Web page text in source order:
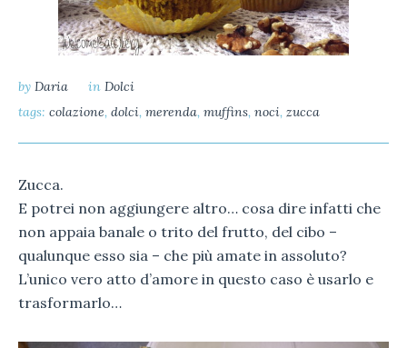
by Daria in Dolci
tags: colazione, dolci, merenda, muffins, noci, zucca
Zucca.
E potrei non aggiungere altro… cosa dire infatti che
non appaia banale o trito del frutto, del cibo –
qualunque esso sia – che più amate in assoluto?
L’unico vero atto d’amore in questo caso è usarlo e
trasformarlo…